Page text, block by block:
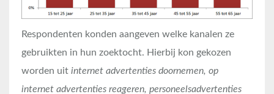
Respondenten konden aangeven welke kanalen ze
gebruikten in hun zoektocht. Hierbij kon gekozen
worden uit internet advertenties doornemen, op
internet advertenties reageren, personeelsadvertenties